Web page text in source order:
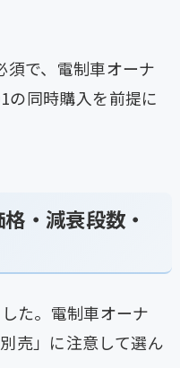
須で、電制車オーナ
の同時購入を前提に
・減衰段数・
た。電制車オーナ
売」に注意して選ん